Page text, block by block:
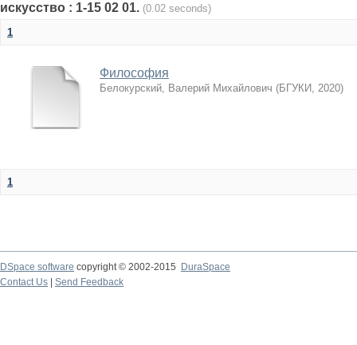
искусство : 1-15 02 01. (0.02 seconds)
1
Философия
Белокурский, Валерий Михайлович (БГУКИ, 2020)
1
DSpace software copyright © 2002-2015
DuraSpace
Contact Us
Send Feedback